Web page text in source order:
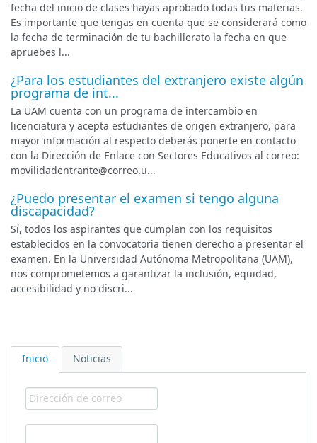
Inicio Noticias
fecha del inicio de clases hayas aprobado todas tus materias.
Es importante que tengas en cuenta que se considerará como
la fecha de terminación de tu bachillerato la fecha en que
apruebes l...
¿Para los estudiantes del extranjero existe algún
programa de int...
La UAM cuenta con un programa de intercambio en
licenciatura y acepta estudiantes de origen extranjero, para
mayor información al respecto deberás ponerte en contacto
con la Dirección de Enlace con Sectores Educativos al correo:
movilidadentrante@correo.u...
¿Puedo presentar el examen si tengo alguna
discapacidad?
Sí, todos los aspirantes que cumplan con los requisitos
establecidos en la convocatoria tienen derecho a presentar el
examen. En la Universidad Autónoma Metropolitana (UAM),
nos comprometemos a garantizar la inclusión, equidad,
accesibilidad y no discri...